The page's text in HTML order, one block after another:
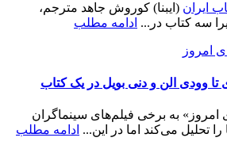
ایران (ایبنا) کوروش جاهد مترجم،
سه کتاب در... ادامه مطلب
تا وودی الن و دنی بویل در یک کتاب
امروز» به برخی فیلم‌های سینماگران
تحلیل می‌کند اما در این... ادامه مطلب